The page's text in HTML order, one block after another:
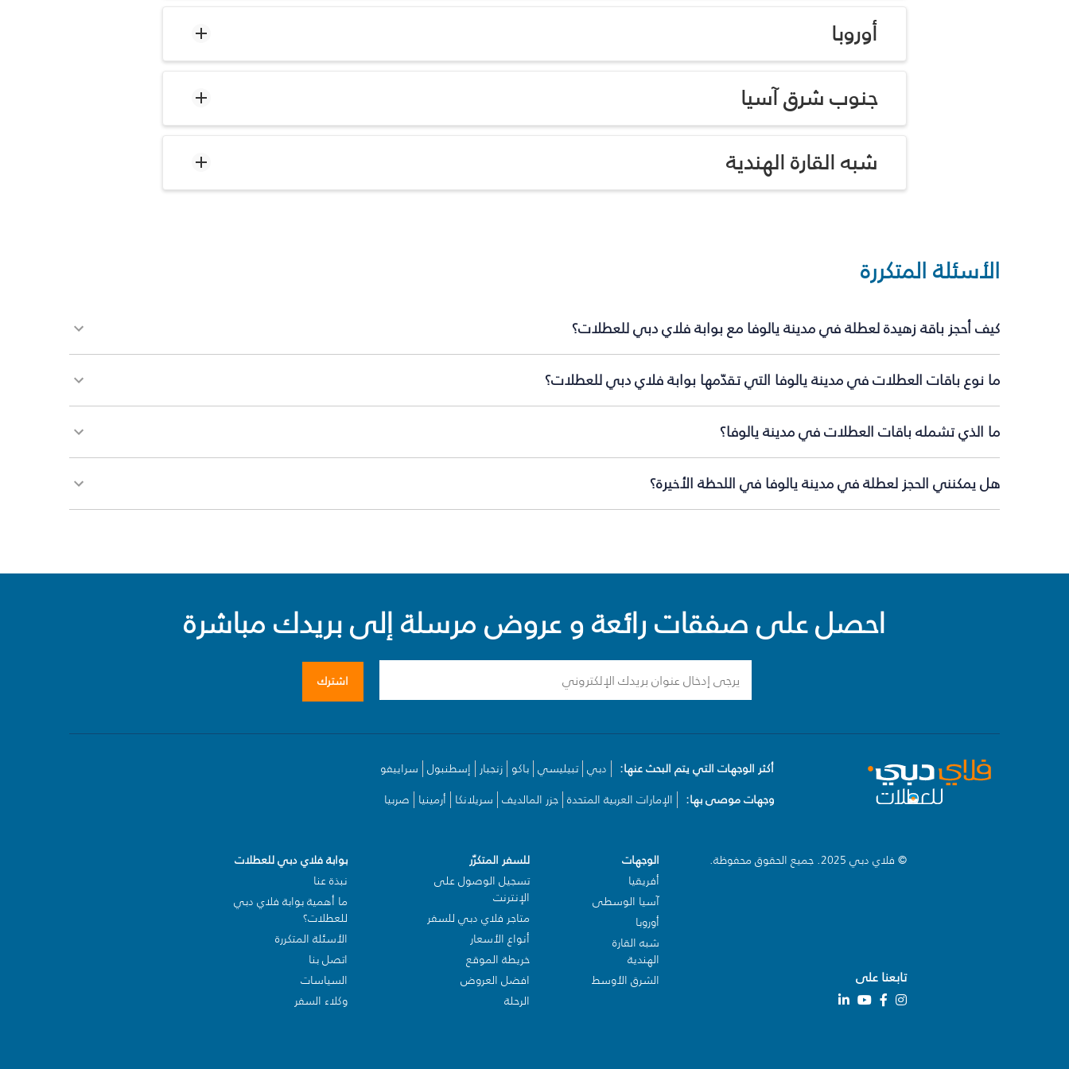
أوروبا
جنوب شرق آسيا
شبه القارة الهندية
الأسئلة المتكررة
كيف أحجز باقة زهيدة لعطلة في مدينة يالوفا مع بوابة فلاي دبي للعطلات؟
ما نوع باقات العطلات في مدينة يالوفا التي تقدّمها بوابة فلاي دبي للعطلات؟
ما الذي تشمله باقات العطلات في مدينة يالوفا؟
هل يمكنني الحجز لعطلة في مدينة يالوفا في اللحظة الأخيرة؟
احصل على صفقات رائعة و عروض مرسلة إلى بريدك مباشرة
اشترك
أكثر الوجهات التي يتم البحث عنها: دبي تبيليسي باكو زنجبار إسطنبول سراييفو
وجهات موصى بها:
الإمارات العربية المتحدة جزر المالديف سريلانكا أرمينيا صربيا
© فلاي دبي 2025. جميع الحقوق محفوظة.
تابعنا على
الوجهات
أفريقيا
آسيا الوسطى
أوروبا
شبه القارة
الهندية
الشرق الأوسط
للسفر المتكرّر
تسجيل الوصول على
الإنترنت
متاجر فلاي دبي للسفر
أنواع الأسعار
خريطة الموقع
افضل العروض
الرحلة
بوابة فلاي دبي للعطلات
نبذة عنا
ما أهمية بوابة فلاي دبي
للعطلات؟
الأسئلة المتكررة
اتصل بنا
السياسات
وكلاء السفر